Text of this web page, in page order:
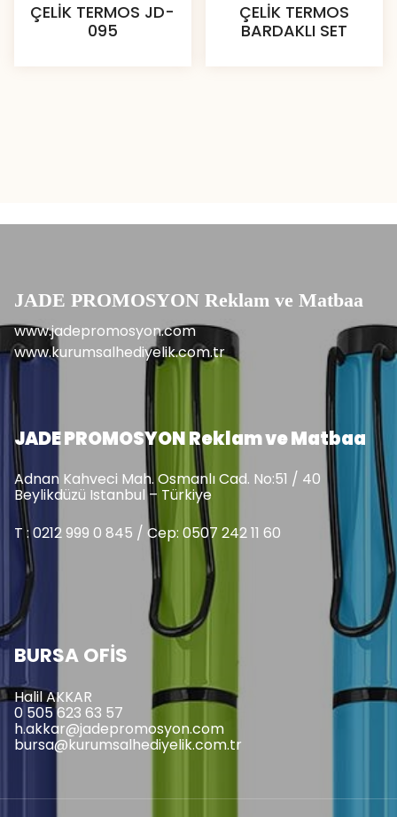
ÇELİK TERMOS JD-
095
ÇELİK TERMOS
BARDAKLI SET
JADE PROMOSYON Reklam ve Matbaa
www.jadepromosyon.com
www.kurumsalhediyelik.com.tr
JADE PROMOSYON Reklam ve Matbaa
Adnan Kahveci Mah. Osmanlı Cad. No:51 / 40
Beylikdüzü Istanbul – Türkiye
T : 0212 999 0 845 / Cep: 0507 242 11 60
BURSA OFİS
Halil AKKAR
0 505 623 63 57
h.akkar@jadepromosyon.com
bursa@kurumsalhediyelik.com.tr